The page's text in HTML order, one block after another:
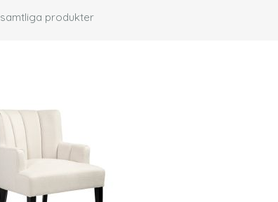
samtliga produkter